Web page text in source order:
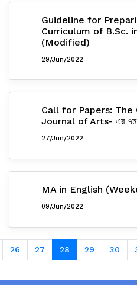
Guideline for
Curriculum of B.Sc.
(Modified)
29/Jun/2022
Call for Papers:
Journal of Arts- এর ৭ম
27/Jun/2022
MA in English
09/Jun/2022
26 27 28 29 30